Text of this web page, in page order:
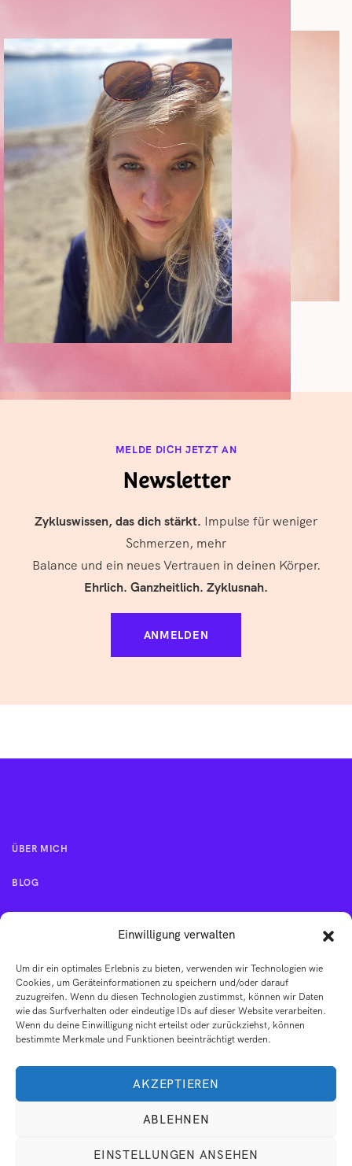
Einwilligung verwalten
Um dir ein optimales Erlebnis zu bieten, verwenden wir Technologien wie
Cookies, um Geräteinformationen zu speichern und/oder darauf
zuzugreifen. Wenn du diesen Technologien zustimmst, können wir Daten
wie das Surfverhalten oder eindeutige IDs auf dieser Website verarbeiten.
Wenn du deine Einwilligung nicht erteilst oder zurückziehst, können
bestimmte Merkmale und Funktionen beeinträchtigt werden.
AKZEPTIEREN
ABLEHNEN
EINSTELLUNGEN ANSEHEN
MELDE DICH JETZT AN
Newsletter
Zykluswissen, das dich stärkt. Impulse für weniger
Schmerzen, mehr
Balance und ein neues Vertrauen in deinen Körper.
Ehrlich. Ganzheitlich. Zyklusnah.
ANMELDEN
ÜBER MICH
BLOG
IMPRESSUM
AGB
DATENSCHUTZERKLÄRUNG